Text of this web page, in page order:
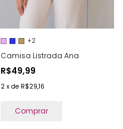
+2
Camisa Listrada Ana
R$49,99
2 x de R$29,16
Comprar